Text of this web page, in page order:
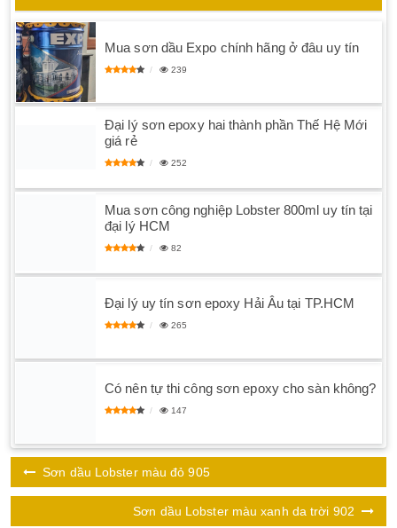
Mua sơn dầu Expo chính hãng ở đâu uy tín
239
Đại lý sơn epoxy hai thành phần Thế Hệ Mới
giá rẻ
252
Mua sơn công nghiệp Lobster 800ml uy tín tại
đại lý HCM
82
Đại lý uy tín sơn epoxy Hải Âu tại TP.HCM
265
Có nên tự thi công sơn epoxy cho sàn không?
147
Sơn dầu Lobster màu đỏ 905
Sơn dầu Lobster màu xanh da trời 902